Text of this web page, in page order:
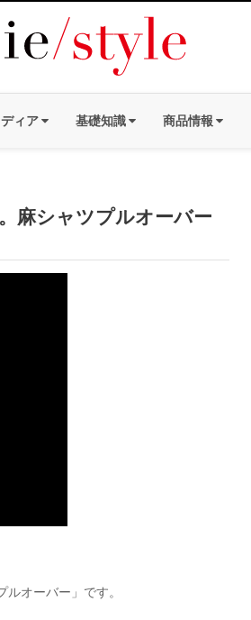
ディア 基礎知識 商品情報
麻シャツプルオーバー
オーバー」です。
ッ